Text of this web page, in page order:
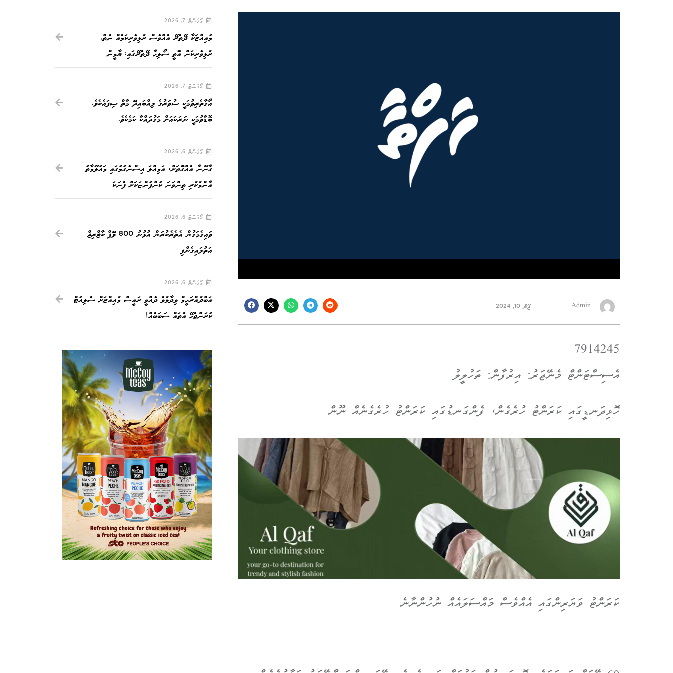
Admin ޖޫން 10, 2024
7914245
އެސިސްޓަންޓް މެނޭޖަރު: އިރުފާން: ތަހުލީލު
ހޮޅިދަނޑީގައި ކަރަންޓު ހުރެގެން، ފެންގަނޑުގައި ކަރަންޓު ހުރެގެނެއް ނޫން
ކަރަންޓު ވަޔަރިންގައި އެއްވެސް މައްސަލައެއް ނުހުންނާނެ
އޯގަސްޓް 7, 2026
މުއިއްޒަކާ ދޭތެރޭ އެއްވެސް ރުޅިވެރިކަމެއް ނެތް,
ރުޅިވެރިކަން އޮތީ ސޯލިހާ ދޭތެރޭގައި: ޔާމީން
އޯގަސްޓް 7, 2026
އޯގާތެރިވުމަކީ ސުވަރުގެ ލިއްބައިދޭ މާތް ސިފައެކެވެ.
ބޮޑާވުމަކީ ނަރަކައަށް މަގުދައްކާ ކަމެކެވެ.
އޯގަސްޓް 6, 2026
ގާނޫނާ އެއްގޮތަށް، އަމިއްލަ އިސްނެގުމުގައި މައުލޫމާތު
އާންމުކުރި ތިންވަނަ ކުންފުންޏަކަށް ފެނަކަ
އޯގަސްޓް 6, 2026
ވައިގެމަގުން އެތެރެކުރަން އުޅުނު 800 ވޭޕް ކާޓްރިޖް
އަތުލައިގެންފި
އޯގަސްޓް 6, 2026
އަބްދުއްރަހީމް ވިދާޅުވެ ދެއްވީ ރައީސް މުއިއްޒަށް ސެލިއުޓް
ކުރަންޖެހޭ އެތައް ސަބަބެއް!